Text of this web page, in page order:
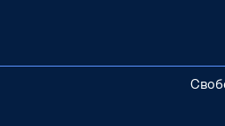
Понастоящем няма свободни
Последните 15 позиции,